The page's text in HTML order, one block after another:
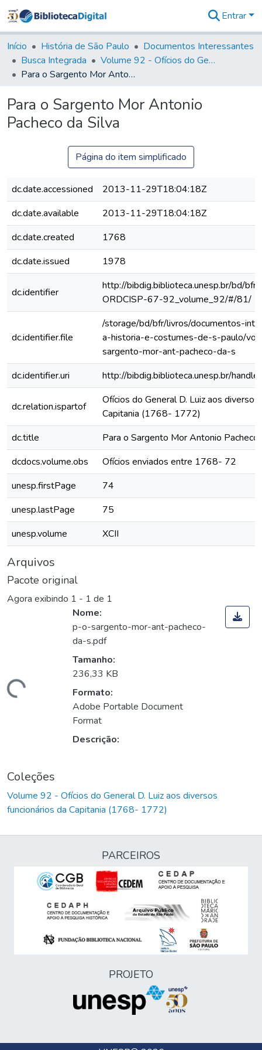
&
Coleções
Tudo na
Biblioteca
Estatísticas
Entrar
Início História de São Paulo
Documentos Interessantes
Busca Integrada
Volume 92 - Ofícios do General D. Luiz aos diversos funcionários da Capitania (1768- 1772)
Para o Sargento Mor Antonio Pacheco da Silva
Para o Sargento Mor Antonio
Pacheco da Silva
Página do item simplificado
dc.date.accessioned
2013-11-29T18:04:18Z
dc.date.available
2013-11-29T18:04:18Z
dc.date.created
1768
dc.date.issued
1978
dc.identifier
http://bibdig.biblioteca.unesp.br/bd/
ORDCISP-67-92_volume_92/#/81/
dc.identifier.file
/storage/bd/bfr/livros/documentos-
a-historia-e-costumes-de-s-paulo/
sargento-mor-ant-pacheco-da-s
dc.identifier.uri
http://bibdig.biblioteca.unesp.br/
dc.relation.ispartof
Ofícios do General D. Luiz aos diversos
Capitania (1768- 1772)
dc.title
Para o Sargento Mor Antonio Pacheco
dcdocs.volume.obs
Ofícios enviados entre 1768- 72
unesp.firstPage
74
unesp.lastPage
75
unesp.volume
XCII
Arquivos
Pacote original
Agora exibindo 1 - 1 de 1
Nome:
p-o-sargento-mor-ant-pacheco-
da-s.pdf
Tamanho:
236,33 KB
Formato:
Adobe Portable Document
Format
Descrição:
Coleções
Volume 92 - Ofícios do General D. Luiz aos diversos
funcionários da Capitania (1768- 1772)
PARCEIROS
PROJETO